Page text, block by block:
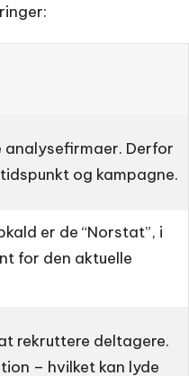
Derfor
og kampagne.
er de “Norstat”, i
for den aktuelle
rekruttere deltagere.
– hvilket kan lyde